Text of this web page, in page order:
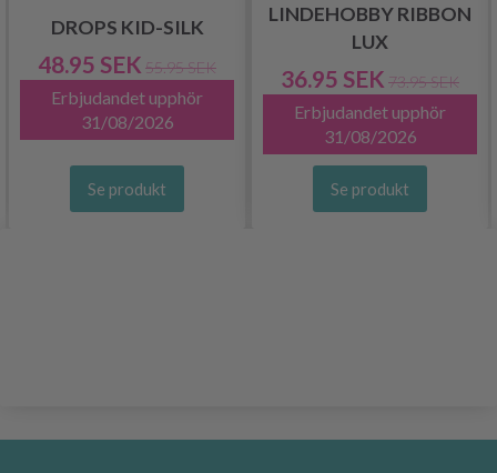
DROPS KID-SILK
48.95 SEK 55.95 SEK
Erbjudandet upphör
31/08/2026
Se produkt
LINDEHOBBY RIBBON
LUX
36.95 SEK 73.95 SEK
Erbjudandet upphör
31/08/2026
Se produkt